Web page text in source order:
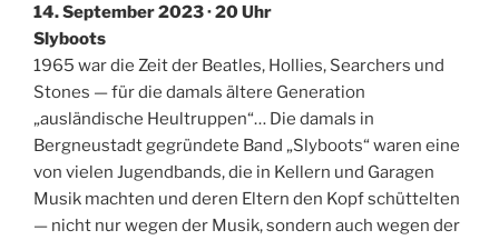
14. September 2023 · 20 Uhr
Slyboots
1965 war die Zeit der Beatles, Hollies, Searchers und
Stones — für die damals ältere Generation
„ausländische Heultruppen“… Die damals in
Bergneustadt gegründete Band „Slyboots“ waren eine
von vielen Jugendbands, die in Kellern und Garagen
Musik machten und deren Eltern den Kopf schüttelten
— nicht nur wegen der Musik, sondern auch wegen der